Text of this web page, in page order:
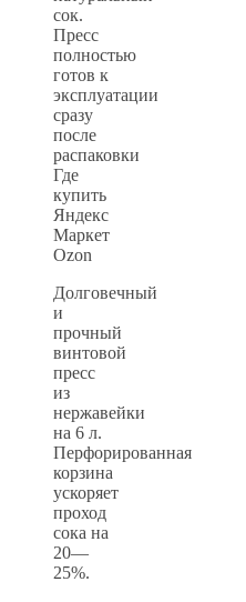
сок.
Пресс
полностью
готов к
эксплуатации
сразу
после
распаковки
Где
купить
Яндекс
Маркет
Ozon
Долговечный
и
прочный
винтовой
пресс
из
нержавейки
на 6 л.
Перфорированная
корзина
ускоряет
проход
сока на
20—
25%.